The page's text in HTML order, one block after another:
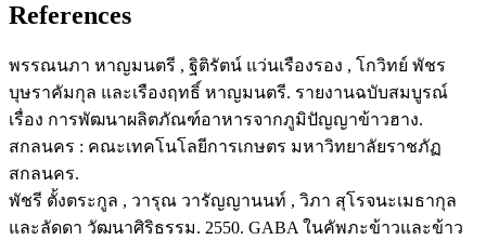
References
พรรณนภา หาญมนตรี , ฐิติรัตน์ แว่นเรืองรอง , โกวิทย์ พัชร
บุษราคัมกุล และเรืองฤทธิ์ หาญมนตรี. รายงานฉบับสมบูรณ์
เรื่อง การพัฒนาผลิตภัณฑ์อาหารจากภูมิปัญญาข้าวฮาง.
สกลนคร : คณะเทคโนโลยีการเกษตร มหาวิทยาลัยราชภัฏ
สกลนคร.
พัชรี ตั้งตระกูล , วารุณ วารัญญานนท์ , วิภา สุโรจนะเมธากุล
และลัดดา วัฒนาศิริธรรม. 2550. GABA ในคัพภะข้าวและข้าว